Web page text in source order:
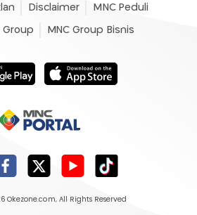
Disclaimer MNC Peduli
Group MNC Group Bisnis
Okezone.com, All Rights Reserved